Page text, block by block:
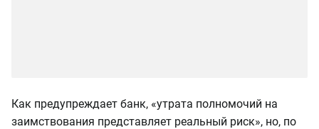
Как предупреждает банк, «утрата полномочий на
заимствования представляет реальный риск», но, по